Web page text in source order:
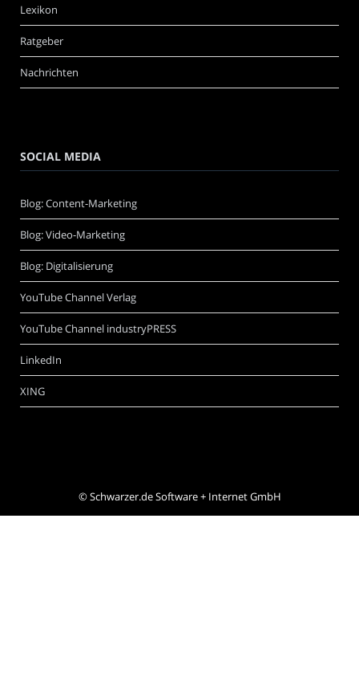
Lexikon
Ratgeber
Nachrichten
SOCIAL MEDIA
Blog: Content-Marketing
Blog: Video-Marketing
Blog: Digitalisierung
YouTube Channel Verlag
YouTube Channel industryPRESS
LinkedIn
XING
©Schwarzer.de Software + Internet GmbH